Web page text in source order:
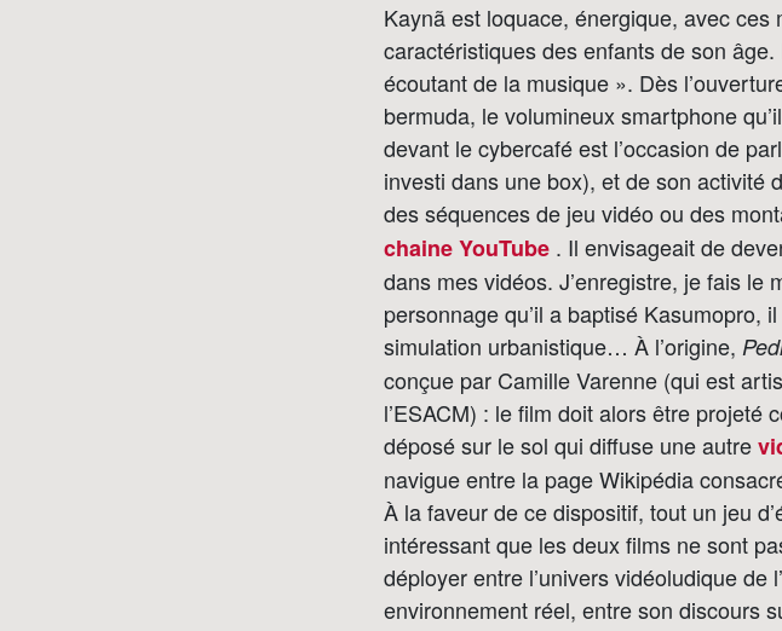
Kaynã est loquace, énergique, avec
caractéristiques des enfants de son
écoutant de la musique ». Dès
bermuda, le volumineux smartphone
devant le cybercafé est l’occasion de
investi dans une box), et de son activité
des séquences de jeu vidéo ou des
chaine YouTube . Il envisageait de
dans mes vidéos. J’enregistre, je fais le
personnage qu’il a baptisé Kasumopro,
simulation urbanistique… À l’origine,
conçue par Camille Varenne (qui est
l’ESACM) : le film doit alors être projeté
déposé sur le sol qui diffuse une autre
navigue entre la page Wikipédia
À la faveur de ce dispositif, tout un jeu
intéressant que les deux films ne sont
déployer entre l’univers vidéoludique de
environnement réel, entre son discours